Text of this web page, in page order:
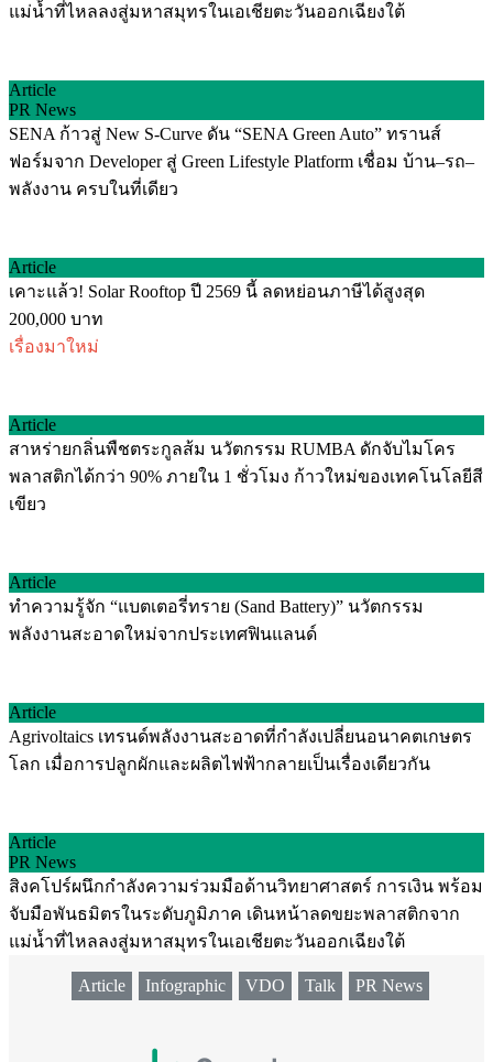
แม่น้ำที่ไหลลงสู่มหาสมุทรในเอเชียตะวันออกเฉียงใต้
Article
PR News
SENA ก้าวสู่ New S-Curve ดัน “SENA Green Auto” ทรานส์
ฟอร์มจาก Developer สู่ Green Lifestyle Platform เชื่อม บ้าน–รถ–
พลังงาน ครบในที่เดียว
Article
เคาะแล้ว! Solar Rooftop ปี 2569 นี้ ลดหย่อนภาษีได้สูงสุด
200,000 บาท
เรื่องมาใหม่
Article
สาหร่ายกลิ่นพืชตระกูลส้ม นวัตกรรม RUMBA ดักจับไมโคร
พลาสติกได้กว่า 90% ภายใน 1 ชั่วโมง ก้าวใหม่ของเทคโนโลยีสี
เขียว
Article
ทำความรู้จัก “แบตเตอรี่ทราย (Sand Battery)” นวัตกรรม
พลังงานสะอาดใหม่จากประเทศฟินแลนด์
Article
Agrivoltaics เทรนด์พลังงานสะอาดที่กำลังเปลี่ยนอนาคตเกษตร
โลก เมื่อการปลูกผักและผลิตไฟฟ้ากลายเป็นเรื่องเดียวกัน
Article
PR News
สิงคโปร์ผนึกกำลังความร่วมมือด้านวิทยาศาสตร์ การเงิน พร้อม
จับมือพันธมิตรในระดับภูมิภาค เดินหน้าลดขยะพลาสติกจาก
แม่น้ำที่ไหลลงสู่มหาสมุทรในเอเชียตะวันออกเฉียงใต้
Article Infographic VDO Talk PR News